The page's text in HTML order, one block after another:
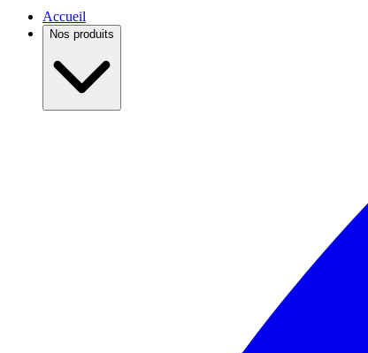
Accueil
Nos produits